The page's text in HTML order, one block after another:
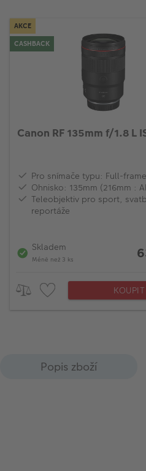
AKCE
CASHBACK
Canon RF 135mm f/1.8 L
Pro snímače typu: Full-frame
Ohnisko: 135mm (216mm :
Teleobjektiv pro sport,
reportáže
Skladem
Méně než 3 ks
KOUPIT
Popis zboží